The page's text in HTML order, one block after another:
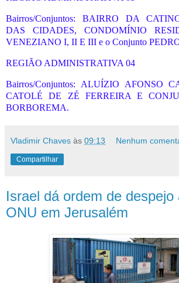
Bairros/Conjuntos: BAIRRO DA
DAS CIDADES, CONDOMÍNIO
VENEZIANO I, II E III e o Conjunto
REGIÃO ADMINISTRATIVA 04
Bairros/Conjuntos: ALUÍZIO AFONSO
CATOLÉ DE ZÉ FERREIRA E
BORBOREMA.
Vladimir Chaves às 09:13 Nenhum
Compartilhar
Israel dá ordem de despejo
ONU em Jerusalém